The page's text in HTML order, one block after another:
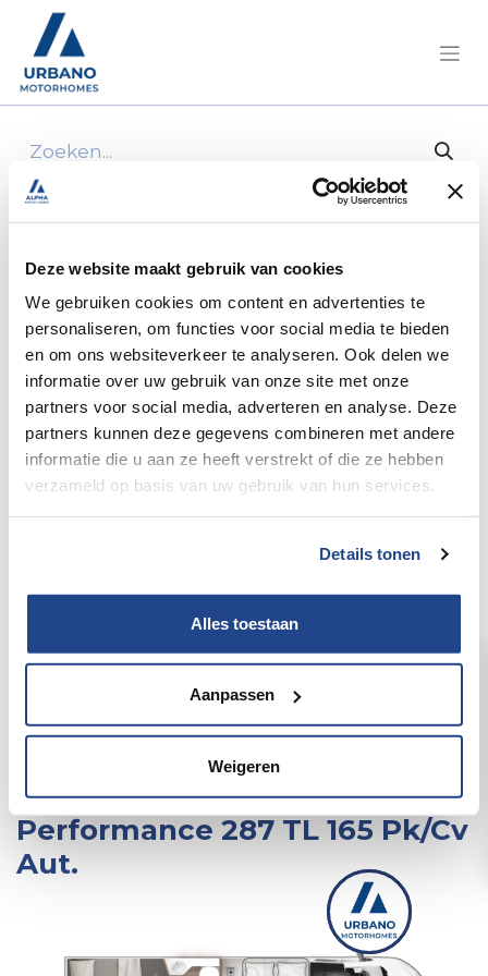
Deze website maakt gebruik van cookies
We gebruiken cookies om content en advertenties te
personaliseren, om functies voor social media te bieden
en om ons websiteverkeer te analyseren. Ook delen we
informatie over uw gebruik van onze site met onze
partners voor social media, adverteren en analyse. Deze
partners kunnen deze gegevens combineren met andere
informatie die u aan ze heeft verstrekt of die ze hebben
verzameld op basis van uw gebruik van hun services.
Details tonen
Alles toestaan
Aanpassen
Weigeren
Alle producten
Roller Team Kronos Performance 287 TL 165
Roller Team Kronos
Performance 287 TL 165 Pk/Cv
Aut.